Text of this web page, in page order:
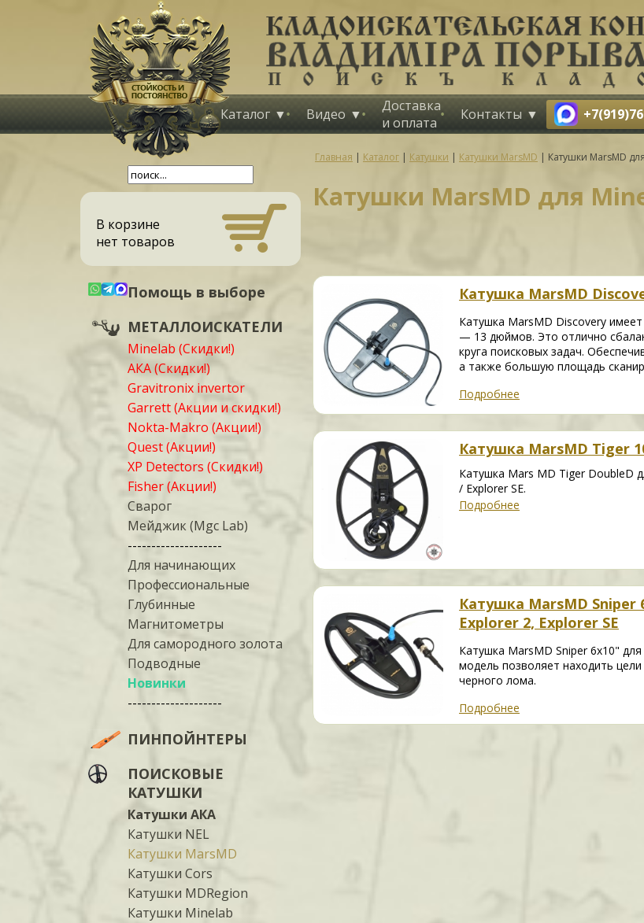
Каталог Видео
Доставка
и оплата
Контакты
В корзине
нет товаров
Помощь в выборе
МЕТАЛЛОИСКАТЕЛИ
Minelab (Скидки!)
АКА (Скидки!)
Gravitronix invertor
Garrett (Акции и скидки!)
Nokta-Makro (Акции!)
Quest (Акции!)
XP Detectors (Скидки!)
Fisher (Акции!)
Сварог
Мейджик (Mgc Lab)
--------------------
Для начинающих
Профессиональные
Глубинные
Магнитометры
Для самородного золота
Подводные
Новинки
--------------------
ПИНПОЙНТЕРЫ
ПОИСКОВЫЕ
КАТУШКИ
Катушки АКА
Катушки NEL
Катушки MarsMD
Катушки Cors
Катушки MDRegion
Катушки Minelab
Главная | Каталог | Катушки | Катушки MarsMD | Катушки MarsMD
Катушки MarsMD для
Катушка MarsMD
Катушка MarsMD Discovery
— 13 дюймов. Это отлично
круга поисковых задач.
а также большую площадь
Подробнее
Катушка MarsMD Tiger
Катушка Mars MD Tiger DoubleD
/ Explorer SE.
Подробнее
Катушка MarsMD Sniper
Explorer 2, Explorer SE
Катушка MarsMD Sniper 6x10"
модель позволяет находить
черного лома.
Подробнее